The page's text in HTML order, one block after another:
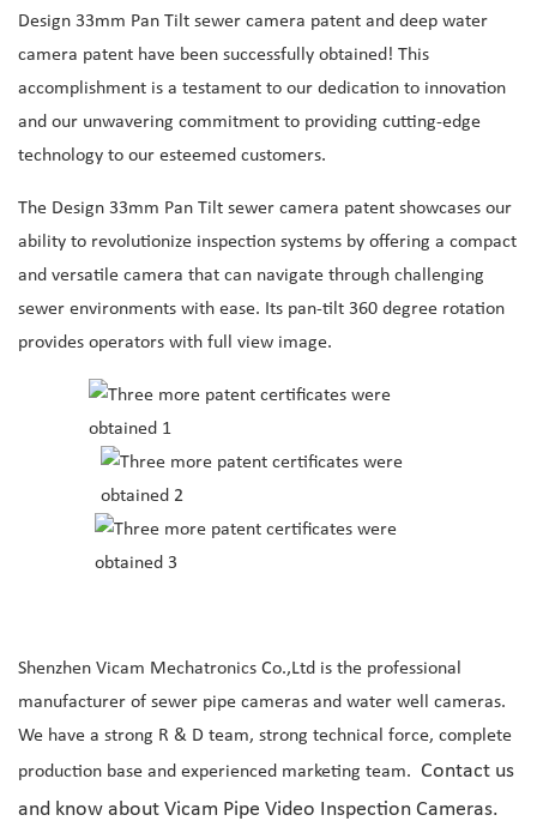
Design 33mm Pan Tilt sewer camera patent and deep water
camera patent have been successfully obtained! This
accomplishment is a testament to our dedication to innovation
and our unwavering commitment to providing cutting-edge
technology to our esteemed customers.
The Design 33mm Pan Tilt sewer camera patent showcases our
ability to revolutionize inspection systems by offering a compact
and versatile camera that can navigate through challenging
sewer environments with ease. Its pan-tilt 360 degree rotation
provides operators with full view image.
Shenzhen Vicam Mechatronics Co.,Ltd is the professional
manufacturer of sewer pipe cameras and water well cameras.
We have a strong R & D team, strong technical force, complete
production base and experienced marketing team. Contact us
and know about Vicam Pipe Video Inspection Cameras.